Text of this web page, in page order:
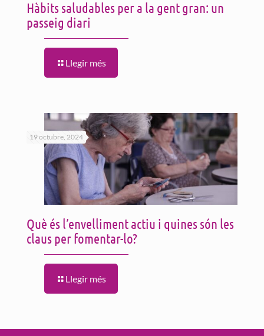
Hàbits saludables per a la gent gran: un
passeig diari
Llegir més
19 octubre, 2024
Què és l’envelliment actiu i quines són les
claus per fomentar-lo?
Llegir més